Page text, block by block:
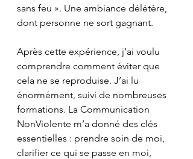
sans feu ». Une ambiance délétère,
dont personne ne sort gagnant.
Après cette expérience, j’ai voulu
comprendre comment éviter que
cela ne se reproduise. J’ai lu
énormément, suivi de nombreuses
formations. La Communication
NonViolente m’a donné des clés
essentielles : prendre soin de moi,
clarifier ce qui se passe en moi,